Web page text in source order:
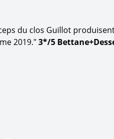
du clos Guillot
2019."3*/5